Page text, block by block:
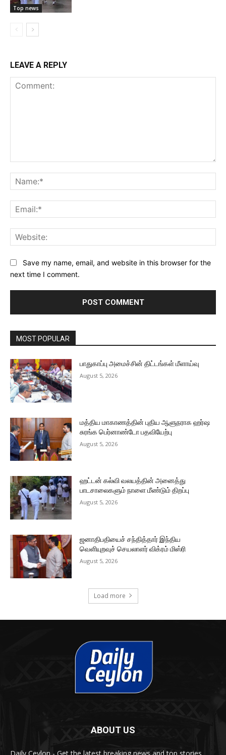
Top news
LEAVE A REPLY
Save my name, email, and website in this browser for the
next time I comment.
MOST POPULAR
பாதுகாப்பு அமைச்சின் திட்டங்கள் மீளாய்வு
August 5, 2026
மத்திய மாகாணத்தின் புதிய ஆளுநராக ஹர்ஷ
சுரங்க பெர்னாண்டோ பதவியேற்பு
August 5, 2026
ஹட்டன் கல்வி வலயத்தின் அனைத்து
பாடசாலைகளும் நாளை மீண்டும் திறப்பு
August 5, 2026
ஜனாதிபதியைச் சந்தித்தார் இந்திய
வெளியுறவுச் செயலாளர் விக்ரம் மிஸ்ரி
August 5, 2026
Load more
ABOUT US
Daily Ceylon - Get the latest breaking news and top stories